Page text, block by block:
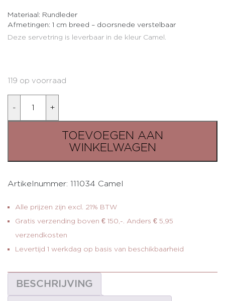
Materiaal: Rundleder
Afmetingen: 1 cm breed – doorsnede verstelbaar
Deze servetring is leverbaar in de kleur Camel.
119 op voorraad
TOEVOEGEN AAN
WINKELWAGEN
Artikelnummer: 111034 Camel
Alle prijzen zijn excl. 21% BTW
Gratis verzending boven € 150,-. Anders € 5,95
verzendkosten
Levertijd 1 werkdag op basis van beschikbaarheid
BESCHRIJVING